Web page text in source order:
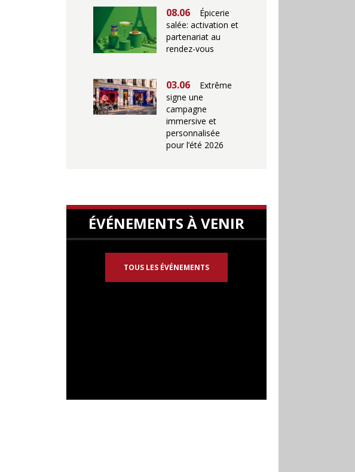
08.06
Épicerie
salée: activation et
partenariat au
rendez-vous
03.06
Extrême
signe une
campagne
immersive et
personnalisée
pour l’été 2026
ÉVÉNEMENTS À VENIR
TOUS LES ÉVÉNEMENTS